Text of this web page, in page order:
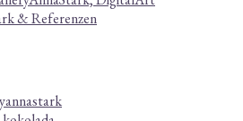
& Referenzen